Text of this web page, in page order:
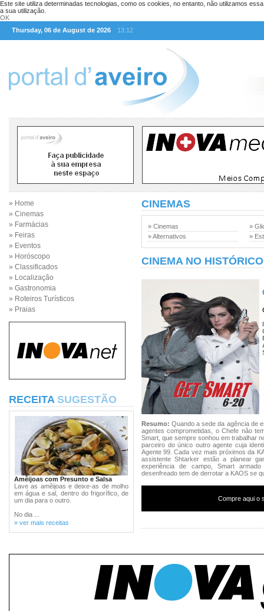
Este site utiliza determinadas tecnologias, como os cookies, no entanto, não utilizamos
a sua utilização.
OK
Thursday, 06 de August de 2026
13:12
» Home
» Cinemas
» Farmácias
» Feiras
» Eventos
» Horóscopo
» Classificados
» Localização
» Gastronomia
» Roteiros Turísticos
» Praias
RECEITA SUGESTÃO
Amêijoas com Presunto e Salsa
Lave as amêijoas e deixe-as de molho
em água e sal, dentro do frigorífico, de
um dia para o outro.
No dia ...
» ver mais receitas
CINEMAS
» Cinemas
» Alternativos
»
»
CINEMA NO HISTÓRICO
Resumo:Quando a sede da agência de
agentes comprometidas, o Chefe não
Smart, que sempre sonhou em trabalhar
parceiro do único outro agente cuja
Agente 99. Cada vez mais próximos da
assistente Shtarker estão a planear
experiência de campo, Smart
desenfreado tem de derrotar a KAOS se
Compre aqui o